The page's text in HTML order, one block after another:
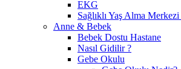
EKG
Sağlıklı Yaş Alma
Anne & Bebek
Bebek Dostu Hastane
Nasıl Gidilir ?
Gebe Okulu